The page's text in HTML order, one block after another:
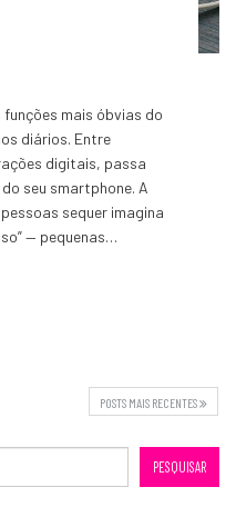
funções mais óbvias do
diários. Entre
digitais, passa
seu smartphone. A
sequer imagina
— pequenas…
POSTS MAIS RECENTES
PESQUISAR